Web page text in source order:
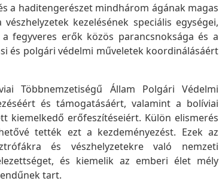
a haditengerészet mindhárom ágának magas
kezelésének speciális egységei,
fegyveres erők közös parancsnoksága és a
és polgári védelmi műveletek koordinálásáért
Többnemzetiségű Állam Polgári Védelmi
és támogatásáért, valamint a bolíviai
kiemelkedő erőfeszítéseiért. Külön elismerés
tették ezt a kezdeményezést. Ezek az
és vészhelyzetekre való nemzeti
és kiemelik az emberi élet mély
tart.